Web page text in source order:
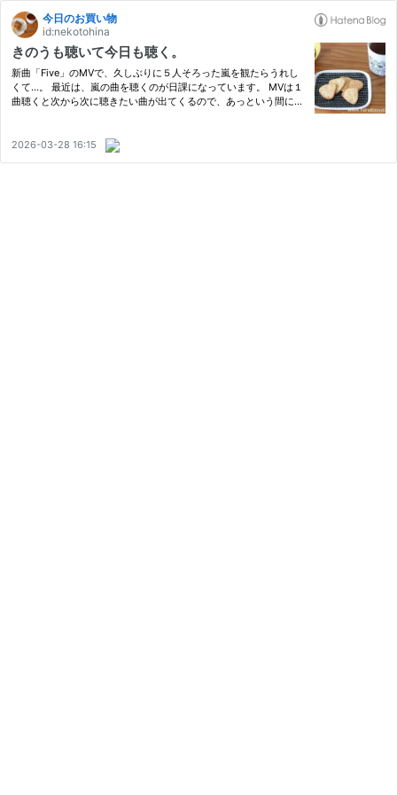
今日のお買い物
id:nekotohina
きのうも聴いて今日も聴く。
新曲「Five」のMVで、久しぶりに５人そろった嵐を観たらうれし
くて…。 最近は、嵐の曲を聴くのが日課になっています。 MVは１
曲聴くと次から次に聴きたい曲が出てくるので、あっという間に時
も…
2026-03-28 16:15